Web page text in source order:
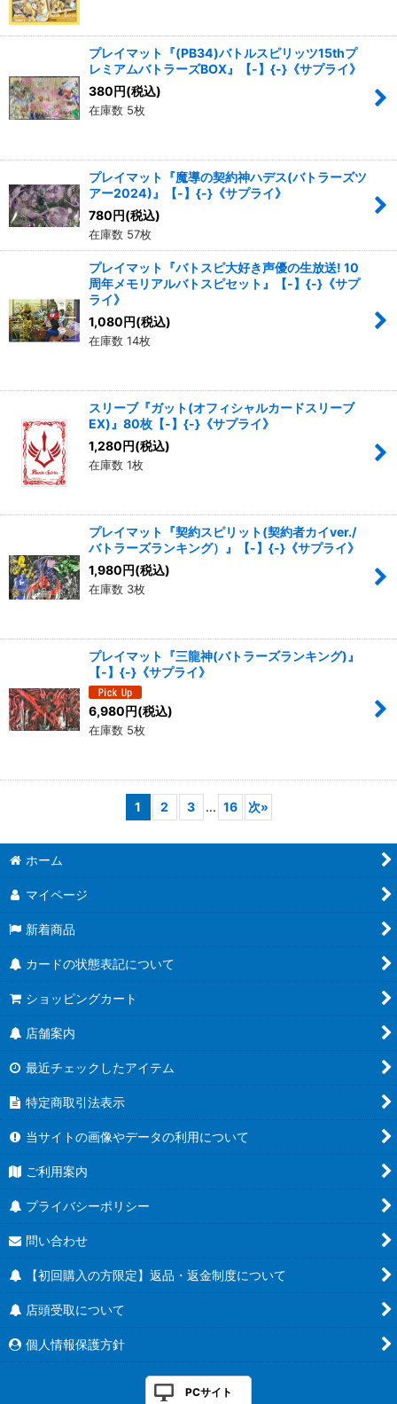
プレイマット『(PB34)バトルスピリッツ15thプ
レミアムバトラーズBOX』【-】{-}《サプライ》
380円(税込)
在庫数 5枚
プレイマット『魔導の契約神ハデス(バトラーズツ
アー2024)』【-】{-}《サプライ》
780円(税込)
在庫数 57枚
プレイマット『バトスピ大好き声優の生放送! 10
周年メモリアルバトスピセット』【-】{-}《サプ
ライ》
1,080円(税込)
在庫数 14枚
スリーブ『ガット(オフィシャルカードスリーブ
EX)』80枚【-】{-}《サプライ》
1,280円(税込)
在庫数 1枚
プレイマット『契約スピリット(契約者カイver./
バトラーズランキング）』【-】{-}《サプライ》
1,980円(税込)
在庫数 3枚
プレイマット『三龍神(バトラーズランキング)』
【-】{-}《サプライ》
6,980円(税込)
在庫数 5枚
1 2 3 ... 16 次»
ホーム
マイページ
新着商品
カードの状態表記について
ショッピングカート
店舗案内
最近チェックしたアイテム
特定商取引法表示
当サイトの画像やデータの利用について
ご利用案内
プライバシーポリシー
問い合わせ
【初回購入の方限定】返品・返金制度について
店頭受取について
個人情報保護方針
PCサイト